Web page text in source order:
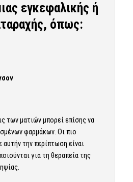
εγκεφαλικής ή
όπως:
των ματιών μπορεί επίσης να
φαρμάκων. Οι πιο
αυτήν την περίπτωση είναι
για τη θεραπεία της